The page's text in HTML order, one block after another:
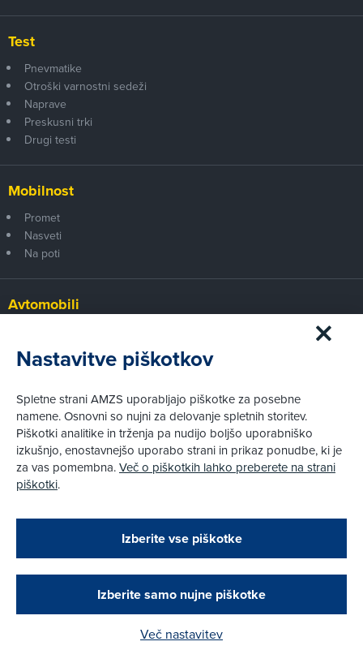
Zapri
Podarjamo vam 10 €!
Obstoječi in novi AMZS člani, ki boste v AMZS
opravili registracijo vozila, boste prejeli
vrednostno darilno kartico z dobroimetjem v višini
Kako do darila?
Test
Pnevmatike
Otroški varnostni sedeži
Naprave
Preskusni trki
Drugi testi
Mobilnost
Promet
Nasveti
Na poti
Avtomobili
Prvi pogled
Za volanom
Tehnika
Pravni vidiki
Piškotki
Pravno obvestilo
Pri spletni včlanitvi so podprta naslednja plačilna sredstva:
Nastavitve piškotkov
Spletne strani AMZS uporabljajo piškotke za posebne
namene. Osnovni so nujni za delovanje spletnih storitev.
Piškotki analitike in trženja pa nudijo boljšo uporabniško
izkušnjo, enostavnejšo uporabo strani in prikaz ponudbe, ki je
za vas pomembna.Več o piškotkih lahko preberete na strani
piškotki.
Izberite vse piškotke
Izberite samo nujne piškotke
Več nastavitev